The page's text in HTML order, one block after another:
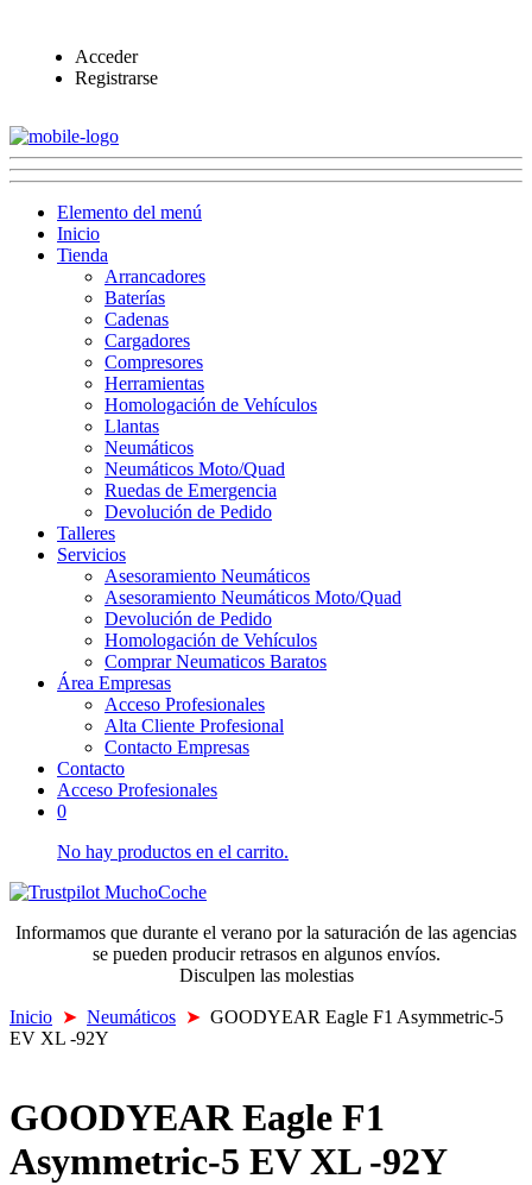
Acceder
Registrarse
Elemento del menú
Inicio
Tienda
Arrancadores
Baterías
Cadenas
Cargadores
Compresores
Herramientas
Homologación de Vehículos
Llantas
Neumáticos
Neumáticos Moto/Quad
Ruedas de Emergencia
Devolución de Pedido
Talleres
Servicios
Asesoramiento Neumáticos
Asesoramiento Neumáticos Moto/Quad
Devolución de Pedido
Homologación de Vehículos
Comprar Neumaticos Baratos
Área Empresas
Acceso Profesionales
Alta Cliente Profesional
Contacto Empresas
Contacto
Acceso Profesionales
0
No hay productos en el carrito.
Informamos que durante el verano por la saturación de las agencias
se pueden producir retrasos en algunos envíos.
Disculpen las molestias
Inicio ➤ Neumáticos ➤ GOODYEAR Eagle F1 Asymmetric-5
EV XL -92Y
GOODYEAR Eagle F1
Asymmetric-5 EV XL -92Y